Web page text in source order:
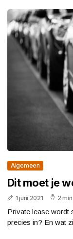
Algemeen
Dit moet je
1 juni 2021 2
Private lease wordt
precies in? En wat